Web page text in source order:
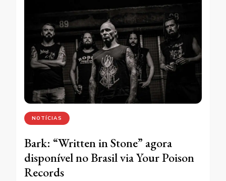
NOTÍCIAS
Bark: “Written in Stone” agora
disponível no Brasil via Your Poison
Records